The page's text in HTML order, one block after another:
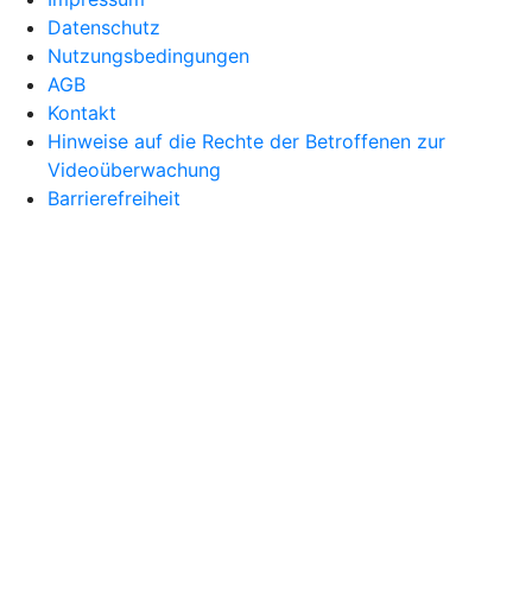
Datenschutz
Nutzungsbedingungen
AGB
Kontakt
Hinweise auf die Rechte der Betroffenen zur
Videoüberwachung
Barrierefreiheit